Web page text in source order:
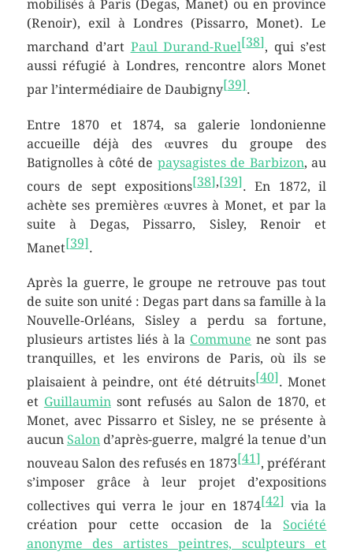
mobilisés à Paris (Degas, Manet) ou en province
(Renoir), exil à Londres (Pissarro, Monet). Le
marchand d’art Paul Durand-Ruel[38], qui s’est
aussi réfugié à Londres, rencontre alors Monet
par l’intermédiaire de Daubigny[39].
Entre 1870 et 1874, sa galerie londonienne
accueille déjà des œuvres du groupe des
Batignolles à côté de paysagistes de Barbizon, au
cours de sept expositions[38],[39]. En 1872, il
achète ses premières œuvres à Monet, et par la
suite à Degas, Pissarro, Sisley, Renoir et
Manet[39].
Après la guerre, le groupe ne retrouve pas tout
de suite son unité : Degas part dans sa famille à la
Nouvelle-Orléans, Sisley a perdu sa fortune,
plusieurs artistes liés à la Commune ne sont pas
tranquilles, et les environs de Paris, où ils se
plaisaient à peindre, ont été détruits[40] . Monet
et Guillaumin sont refusés au Salon de 1870, et
Monet, avec Pissarro et Sisley, ne se présente à
aucun Salon d’après-guerre, malgré la tenue d’un
nouveau Salon des refusés en 1873[41], préférant
s’imposer grâce à leur projet d’expositions
collectives qui verra le jour en 1874[42]via la
création pour cette occasion de laSociété
anonyme des artistes peintres, sculpteurs et